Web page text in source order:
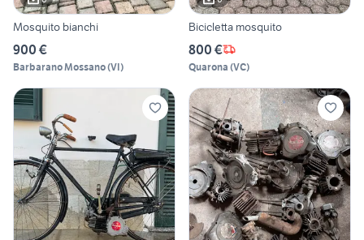
Mosquito bianchi
900 €
Barbarano Mossano(VI)
Bicicletta mosquito
800 €
Quarona (VC)